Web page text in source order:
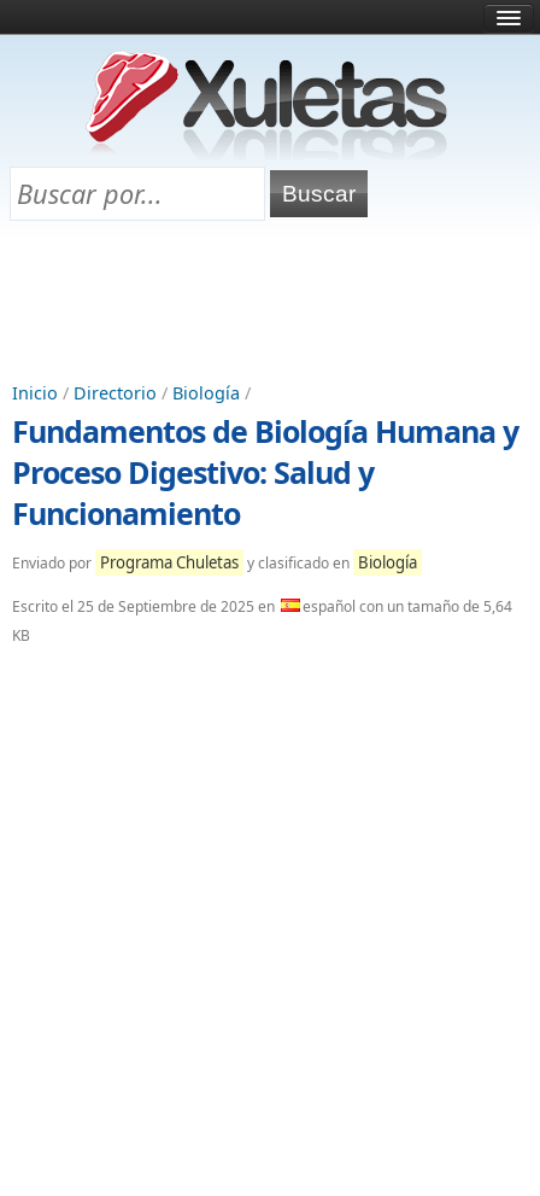
¿Qué es esto?
Directorio
Chuletas para exámenes
Inicio / Directorio / Biología /
Fundamentos de Biología Humana y
Proceso Digestivo: Salud y
Funcionamiento
Enviado por Programa Chuletas y clasificado en Biología
Escrito el 25 de Septiembre de 2025 en
español con un tamaño de 5,64
KB